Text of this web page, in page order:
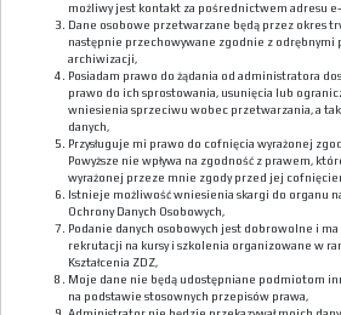
możliwy jest kontakt za pośrednictwem adresu
Dane osobowe przetwarzane będą przez okres
następnie przechowywane zgodnie z odrębnymi
archiwizacji,
Posiadam prawo do żądania od administratora
prawo do ich sprostowania, usunięcia lub
wniesienia sprzeciwu wobec przetwarzania, a
danych,
Przysługuje mi prawo do cofnięcia wyrażonej
Powyższe nie wpływa na zgodność z prawem,
wyrażonej przeze mnie zgody przed jej
Istnieje możliwość wniesienia skargi do organu
Ochrony Danych Osobowych,
Podanie danych osobowych jest dobrowolne i
rekrutacji na kursy i szkolenia organizowane w
Kształcenia ZDZ,
Moje dane nie będą udostępniane podmiotom
na podstawie stosownych przepisów prawa,